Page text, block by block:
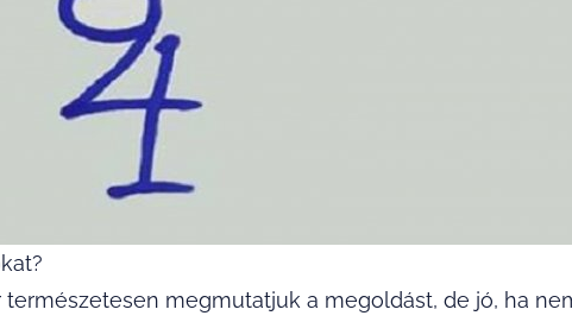
megmutatjuk a megoldást, de jó, ha